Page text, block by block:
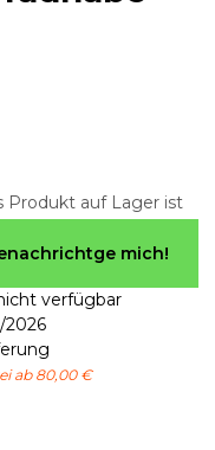
Produkt auf Lager ist
mich!
verfügbar
ab 80,00 €